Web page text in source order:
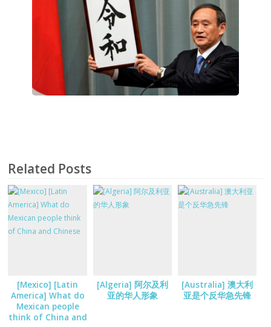
Related Posts
[Mexico] [Latin
America] What do
Mexican people
think of China and
[Algeria] 阿尔及利
亚的华人形象
[Australia] 澳大利
亚是个反华急先锋